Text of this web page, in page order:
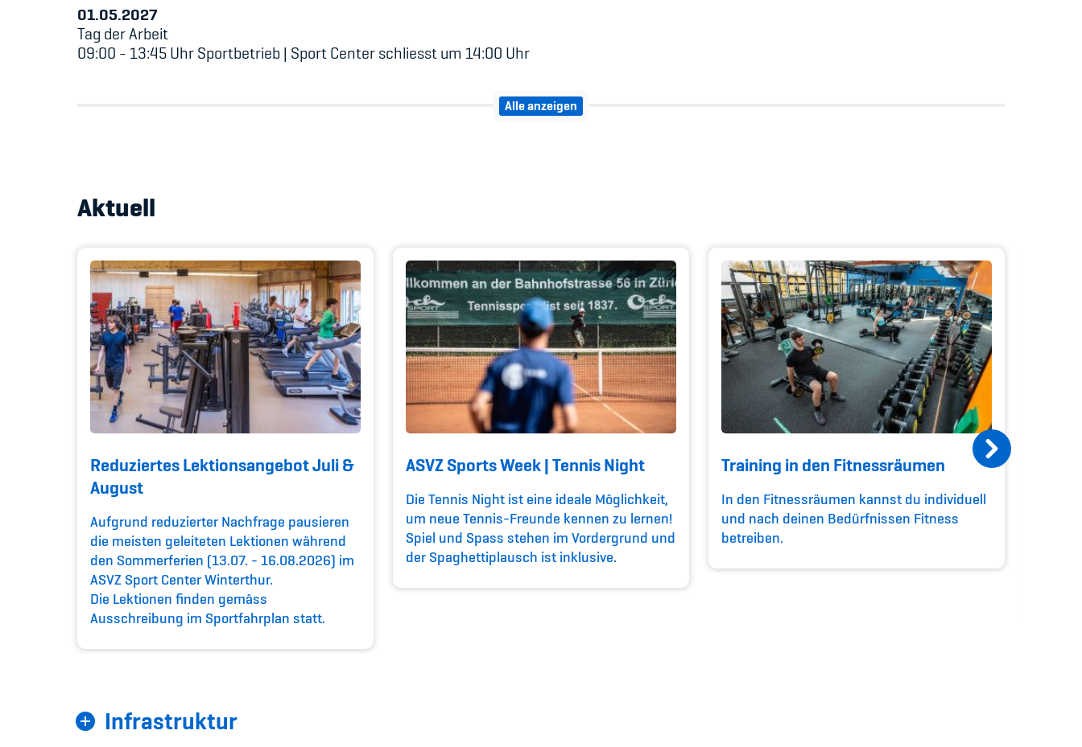
01.05.2027
Tag der Arbeit
09:00 - 13:45 Uhr Sportbetrieb | Sport Center schliesst um 14:00 Uhr
Alle anzeigen
Aktuell
Reduziertes Lektionsangebot Juli &
August
Aufgrund reduzierter Nachfrage pausieren
die meisten geleiteten Lektionen während
den Sommerferien (13.07. - 16.08.2026) im
ASVZ Sport Center Winterthur.
Die Lektionen finden gemäss
Ausschreibung im Sportfahrplan statt.
ASVZ Sports Week | Tennis Night
Die Tennis Night ist eine ideale Möglichkeit,
um neue Tennis-Freunde kennen zu lernen!
Spiel und Spass stehen im Vordergrund und
der Spaghettiplausch ist inklusive.
Training in den Fitnessräumen
In den Fitnessräumen kannst du individuell
und nach deinen Bedürfnissen Fitness
betreiben.
Infrastruktur